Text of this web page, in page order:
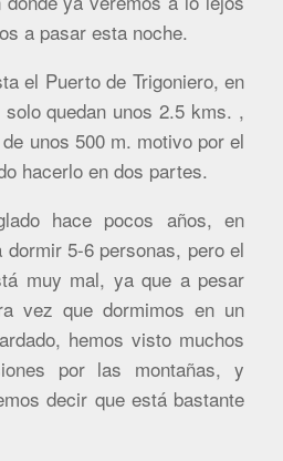
a pasar esta noche.
el Puerto de Trigoniero, en
quedan unos 2.5 kms. ,
unos 500 m. motivo por el
hacerlo en dos partes.
hace pocos años, en
5-6 personas, pero el
muy mal, ya que a pesar
vez que dormimos en un
hemos visto muchos
por las montañas, y
decir que está bastante